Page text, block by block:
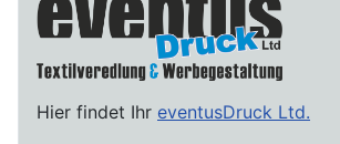
Hier findet Ihr eventusDruck Ltd.